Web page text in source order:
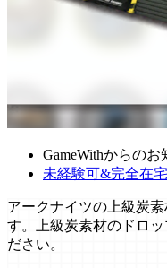
GameWithからのお
未経験可&完全在
アークナイツの上級炭
す。上級炭素材のドロ
ださい。